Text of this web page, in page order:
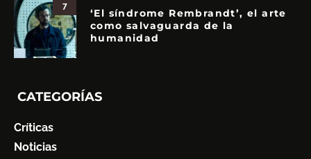
7
‘El síndrome Rembrandt’, el arte
como salvaguarda de la
humanidad
CATEGORÍAS
Críticas
Noticias